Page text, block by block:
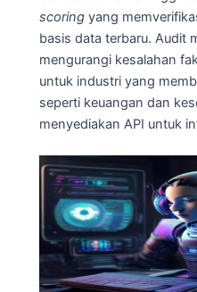
scoring yang
basis data terbaru. Audit
mengurangi kesalahan
untuk industri yang
seperti keuangan dan
menyediakan API untuk